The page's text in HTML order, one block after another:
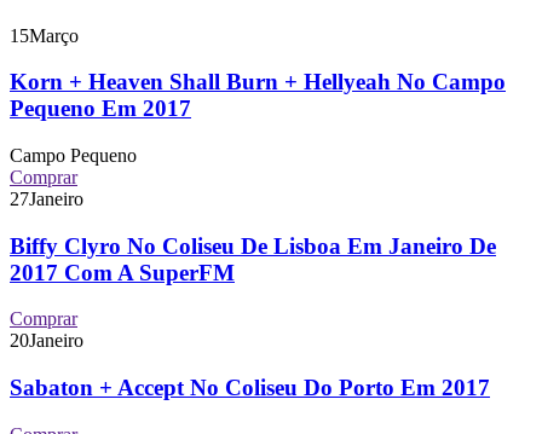
15Março
Korn + Heaven Shall Burn + Hellyeah No Campo
Pequeno Em 2017
Campo Pequeno
Comprar
27Janeiro
Biffy Clyro No Coliseu De Lisboa Em Janeiro De
2017 Com A SuperFM
Comprar
20Janeiro
Sabaton + Accept No Coliseu Do Porto Em 2017